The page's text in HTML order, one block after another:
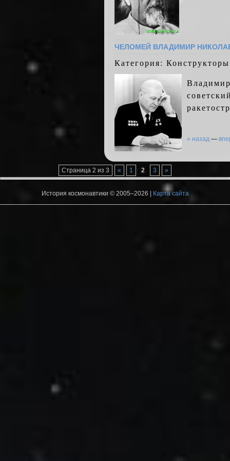
ЧЕЛОМЕЙ ВЛАДИМИР
Категория: Конструкторы
« назад—
Страница 2 из 3 « 1 2 3 »
История космонавтики © 2005–2026 | Карта сайта